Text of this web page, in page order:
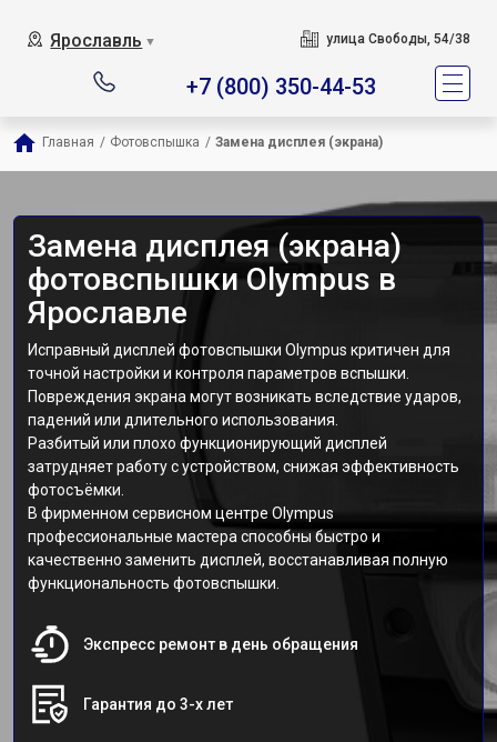
Ярославль ▼ улица Свободы, 54/38
+7 (800) 350-44-53
Главная / Фотовспышка / Замена дисплея (экрана)
Замена дисплея (экрана)
фотовспышки Olympus в
Ярославле
Исправный дисплей фотовспышки Olympus критичен для
точной настройки и контроля параметров вспышки.
Повреждения экрана могут возникать вследствие ударов,
падений или длительного использования.
Разбитый или плохо функционирующий дисплей
затрудняет работу с устройством, снижая эффективность
фотосъёмки.
В фирменном сервисном центре Olympus
профессиональные мастера способны быстро и
качественно заменить дисплей, восстанавливая полную
функциональность фотовспышки.
Экспресс ремонт в день обращения
Гарантия до 3-х лет